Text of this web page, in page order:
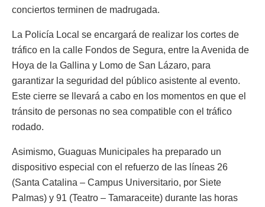
conciertos terminen de madrugada.
La Policía Local se encargará de realizar los cortes de
tráfico en la calle Fondos de Segura, entre la Avenida de
Hoya de la Gallina y Lomo de San Lázaro, para
garantizar la seguridad del público asistente al evento.
Este cierre se llevará a cabo en los momentos en que el
tránsito de personas no sea compatible con el tráfico
rodado.
Asimismo, Guaguas Municipales ha preparado un
dispositivo especial con el refuerzo de las líneas 26
(Santa Catalina – Campus Universitario, por Siete
Palmas) y 91 (Teatro – Tamaraceite) durante las horas